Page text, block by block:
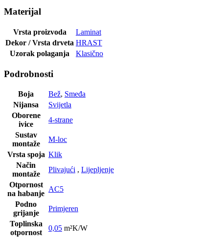
Materijal
Vrsta proizvoda
Laminat
Dekor / Vrsta drveta HRAST
Uzorak polaganja
Klasično
Podrobnosti
Boja Bež, Smeđa
Nijansa
Svijetla
Oborene
ivice
4-strane
Sustav
montaže
M-loc
Vrsta spoja Klik
Način
montaže
Plivajući , Lijepljenje
Otpornost
na habanje
AC5
Podno
grijanje
Primjeren
Toplinska
otpornost
0,05 m²K/W